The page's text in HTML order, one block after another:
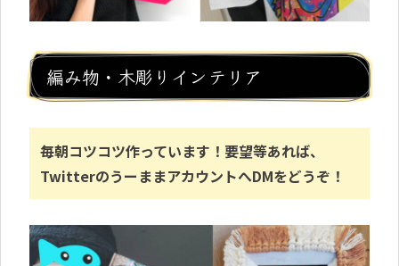
編み物・木彫りインテリア
毎朝コツコツ作っています！要望等あれば、
TwitterのうーままアカウントへDMをどうぞ！